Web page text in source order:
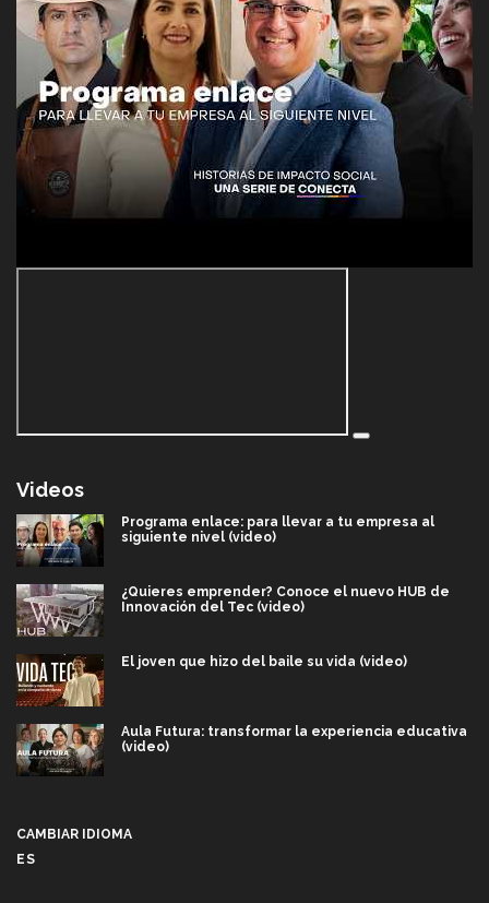
Videos
Programa enlace: para llevar a tu empresa al
siguiente nivel (video)
¿Quieres emprender? Conoce el nuevo HUB de
Innovación del Tec (video)
El joven que hizo del baile su vida (video)
Aula Futura: transformar la experiencia educativa
(video)
CAMBIAR IDIOMA
ES